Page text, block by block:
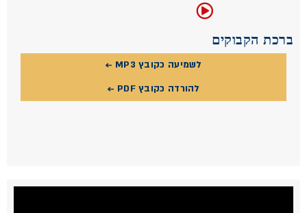
ברכת הקבוקים
לשמיעה כקובץ MP3 ←
להורדה כקובץ PDF ←